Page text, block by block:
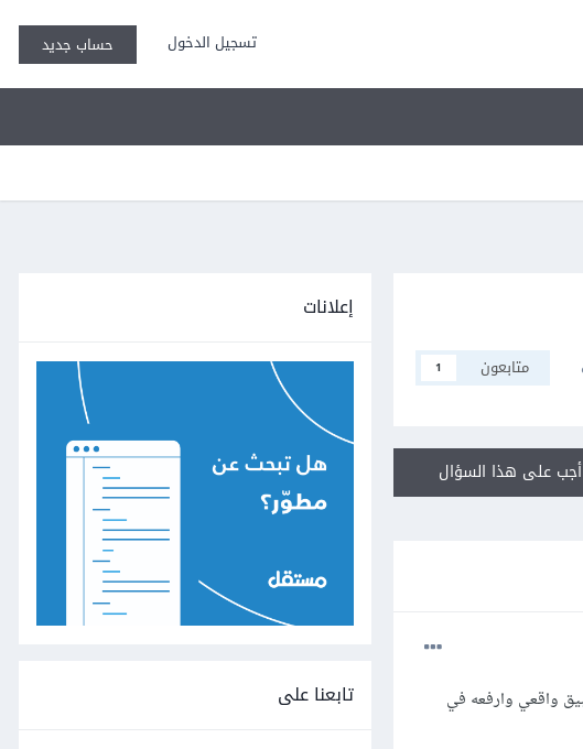
تسجيل الدخول حساب جديد
متابعون 1
أجب على هذا السؤال
واقعي وارفعه في
إعلانات
تابعنا على